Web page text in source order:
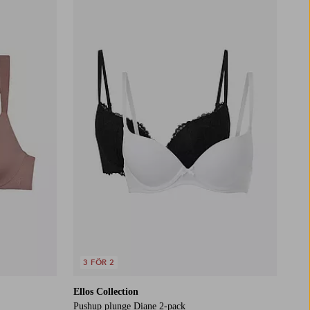
Ellos Collection
Pushup plunge Diane 2-pack
3 FÖR 2